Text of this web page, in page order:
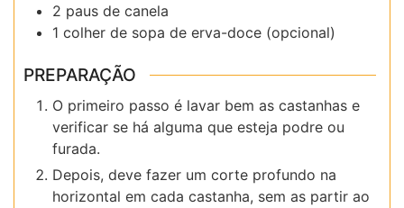
2 paus de canela
1 colher de sopa de erva-doce (opcional)
PREPARAÇÃO
O primeiro passo é lavar bem as castanhas e
verificar se há alguma que esteja podre ou
furada.
Depois, deve fazer um corte profundo na
horizontal em cada castanha, sem as partir ao